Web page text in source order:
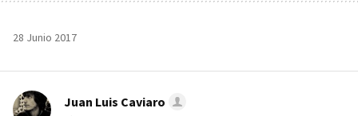
28 Junio 2017
Juan Luis Caviaro